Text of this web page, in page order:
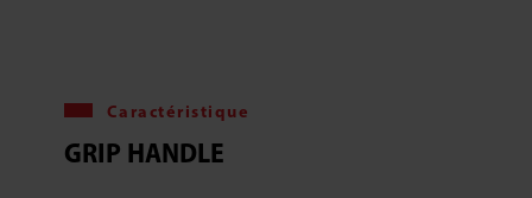
Caractéristique
GRIP HANDLE